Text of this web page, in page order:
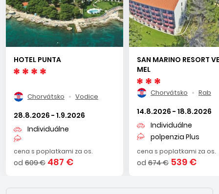
chorvátskom pobreží. Druhou najväčšou osadou na ostrove
je trajektový prístavLOPAR, ktorý je údajne rodiskom
zakladateľa Republiky San Marino, kamenára Marina. Pre
turistov je tu atraktívna dlhá piesočnatá pláž s borovicovým
lesom - RAJSKA PLAŽA.
Na ostrov Rab sa dostanete trajektom z Jablanca (na
pevnine), alebo trajektom z Valbisky (z ostrova Krk)
HOTEL PUNTA
Chorvátsko Vodice
28.8.2026 - 1.9.2026
Individuálne
cena s poplatkami za os.
od 609 € 487 €
SAN MARINO RESORT
MEL
Chorvátsko Rab
14.8.2026 - 18.8.2026
Individuálne
polpenzia Plus
cena s poplatkami za os.
od 674 € 539 €